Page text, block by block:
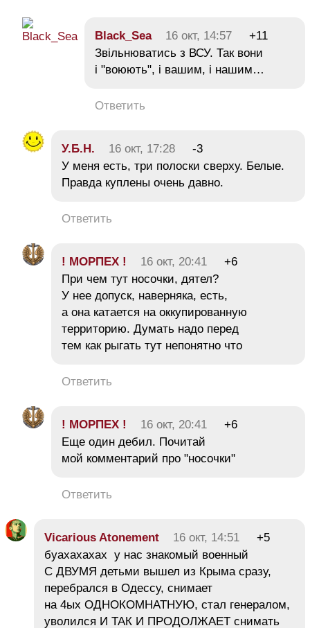
Black_Sea 16 окт, 14:57
+11
Звільнюватись з ВСУ. Так вони
і "воюють", і вашим, і нашим…
Ответить
У.Б.Н. 16 окт, 17:28
-3
У меня есть, три полоски сверху. Белые.
Правда куплены очень давно.
Ответить
! МОРПЕХ ! 16 окт, 20:41
+6
При чем тут носочки, дятел?
У нее допуск, наверняка, есть,
а она катается на оккупированную
территорию. Думать надо перед
тем как рыгать тут непонятно что
Ответить
! МОРПЕХ ! 16 окт, 20:41
+6
Еще один дебил. Почитай
мой комментарий про "носочки"
Ответить
Vicarious Atonement 16 окт, 14:51
+5
буахахахах у нас знакомый военный
С ДВУМЯ детьми вышел из Крыма сразу,
перебрался в Одессу, снимает
на 4ых ОДНОКОМНАТНУЮ, стал генералом,
уволился И ТАК И ПРОДОЛЖАЕТ снимать